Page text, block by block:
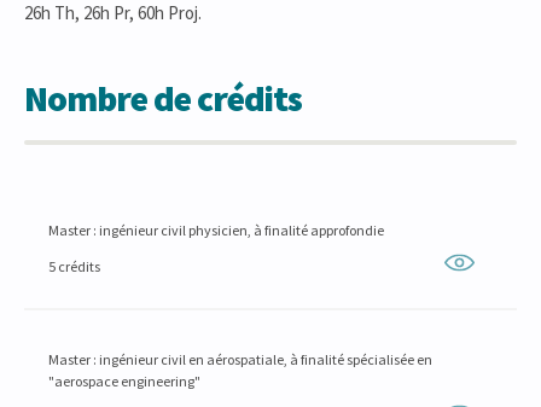
26h Th, 26h Pr, 60h Proj.
Nombre de crédits
Master : ingénieur civil physicien, à finalité approfondie
5 crédits
Master : ingénieur civil en aérospatiale, à finalité spécialisée en
"aerospace engineering"